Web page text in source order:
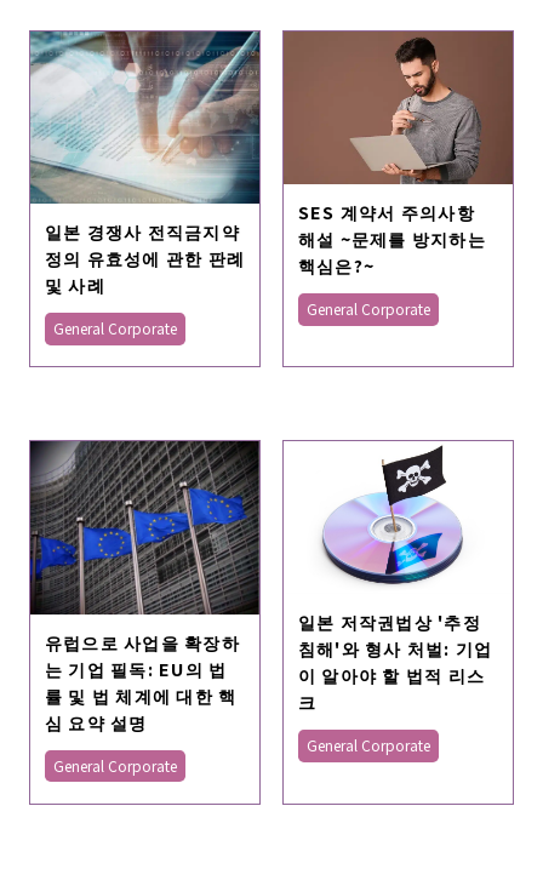
일본 경쟁사 전직금지약
정의 유효성에 관한 판례
및 사례
General Corporate
SES 계약서 주의사항
해설 ~문제를 방지하는
핵심은?~
General Corporate
유럽으로 사업을 확장하
는 기업 필독: EU의 법
률 및 법 체계에 대한 핵
심 요약 설명
General Corporate
일본 저작권법상 '추정
침해'와 형사 처벌: 기업
이 알아야 할 법적 리스
크
General Corporate